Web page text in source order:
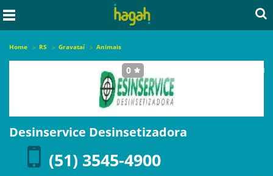
Home RS Gravataí Animais
0 seja o primeiro a avaliar este local
Desinservice Desinsetizadora
(51) 3545-4900